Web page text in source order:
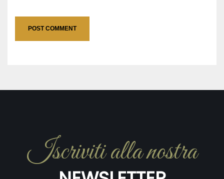
Iscriviti alla nostra